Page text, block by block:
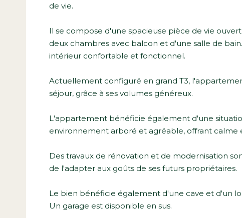
de vie.
Il se compose d'une spacieuse pièce de vie
deux chambres avec balcon et d'une salle de
intérieur confortable et fonctionnel.
Actuellement configuré en grand T3,
séjour, grâce à ses volumes généreux.
L'appartement bénéficie également d'une
environnement arboré et agréable, offrant calme
Des travaux de rénovation et de modernisation
de l'adapter aux goûts de ses futurs propriétaires.
Le bien bénéficie également d'une cave et d'un
Un garage est disponible en sus.